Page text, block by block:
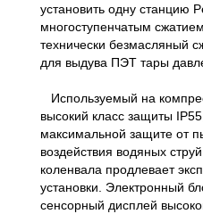
установить одну станцию
многоступенчатым
технически безмасляный
для выдува ПЭТ тары
Используемый на
высокий класс защиты
максимальной защите от
воздействия водяных
коленвала продлевает
установки. Электронный
сенсорный дисплей